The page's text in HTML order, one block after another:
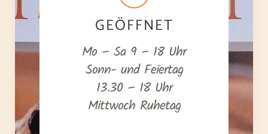
GEÖFFNET
Mo – Sa 9 – 18 Uhr
Sonn- und Feiertag
13.30 – 18 Uhr
Mittwoch Ruhetag